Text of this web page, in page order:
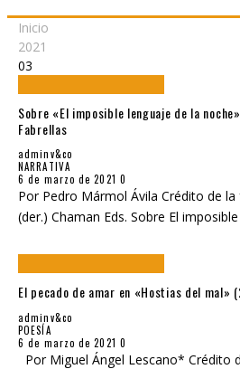
Inicio
2021
03
Sobre «El imposible lenguaje de la
Fabrellas
adminv&co
NARRATIVA
6 de marzo de 2021 0
Por Pedro Mármol Ávila Crédito de
(der.) Chaman Eds. Sobre El
El pecado de amar en «Hostias del mal»
adminv&co
POESÍA
6 de marzo de 2021 0
Por Miguel Ángel Lescano* Crédito